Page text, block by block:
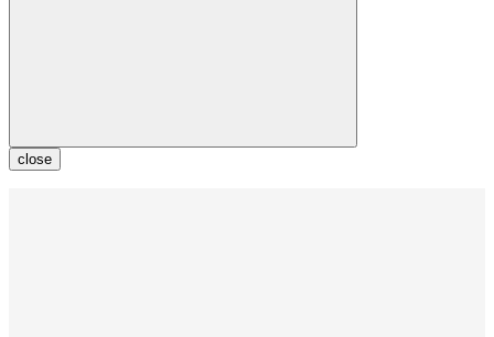
close